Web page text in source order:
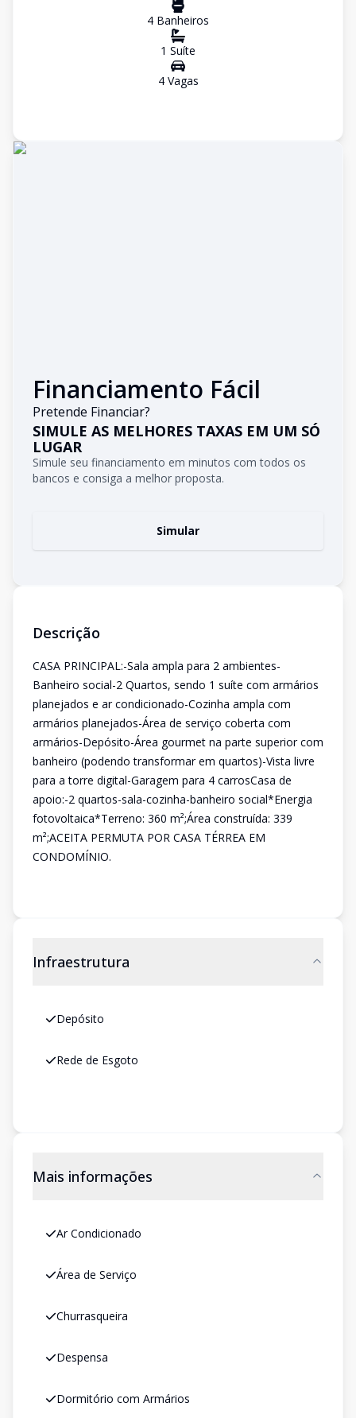
4 Banheiros
1 Suíte
4Vagas
Financiamento Fácil
Pretende Financiar?
SIMULE AS MELHORES TAXAS EM UM SÓ
LUGAR
Simule seu financiamento em minutos com todos os
bancos e consiga a melhor proposta.
Simular
Descrição
CASA PRINCIPAL:-Sala ampla para 2 ambientes-
Banheiro social-2 Quartos, sendo 1 suíte com armários
planejados e ar condicionado-Cozinha ampla com
armários planejados-Área de serviço coberta com
armários-Depósito-Área gourmet na parte superior com
banheiro (podendo transformar em quartos)-Vista livre
para a torre digital-Garagem para 4 carrosCasa de
apoio:-2 quartos-sala-cozinha-banheiro social*Energia
fotovoltaica*Terreno: 360 m²;Área construída: 339
m²;ACEITA PERMUTA POR CASA TÉRREA EM
CONDOMÍNIO.
Infraestrutura
Depósito
Rede de Esgoto
Mais informações
Ar Condicionado
Área de Serviço
Churrasqueira
Despensa
Dormitório com Armários